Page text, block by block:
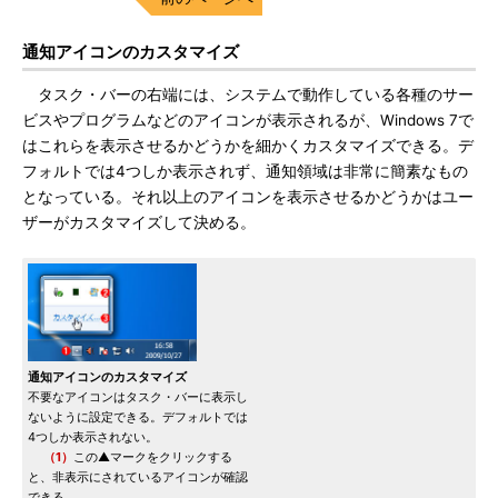
通知アイコンのカスタマイズ
タスク・バーの右端には、システムで動作している各種のサー
ビスやプログラムなどのアイコンが表示されるが、Windows 7で
はこれらを表示させるかどうかを細かくカスタマイズできる。デ
フォルトでは4つしか表示されず、通知領域は非常に簡素なもの
となっている。それ以上のアイコンを表示させるかどうかはユー
ザーがカスタマイズして決める。
通知アイコンのカスタマイズ
不要なアイコンはタスク・バーに表示し
ないように設定できる。デフォルトでは
4つしか表示されない。
（1） この▲マークをクリックする
と、非表示にされているアイコンが確認